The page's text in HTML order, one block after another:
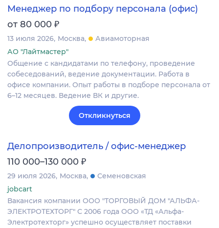
Менеджер по подбору персонала (офис)
от 80 000 ₽
13 июля 2026 Москва
Авиамоторная
АО "Лайтмастер"
Общение с кандидатами по телефону, проведение
собеседований, ведение документации. Работа в
офисе компании. Опыт работы в подборе персонала от
6–12 месяцев. Ведение ВК и другие.
Откликнуться
Делопроизводитель / офис-менеджер
110 000–130 000 ₽
29 июля 2026 Москва
Семеновская
jobcart
Вакансия компании ООО "ТОРГОВЫЙ ДОМ "АЛЬФА-
ЭЛЕКТРОТЕХТОРГ" С 2006 года ООО «ТД «Альфа-
Электротехторг» успешно осуществляет поставки